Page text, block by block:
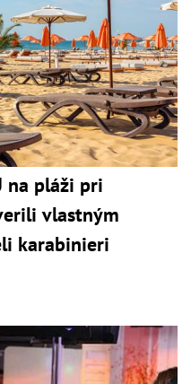
na pláži pri
vlastným
karabinieri